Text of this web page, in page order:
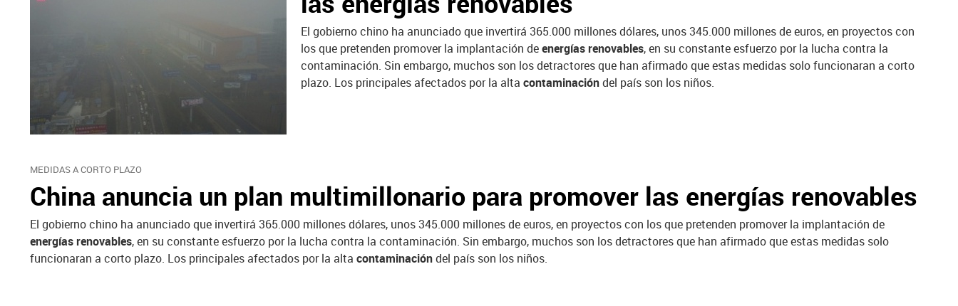
El gobierno chino ha anunciado que invertirá 365.000 millones dólares, unos 345.000 millones de euros, en proyectos con
los que pretenden promover la implantación deenergías renovables, en su constante esfuerzo por la lucha contra la
contaminación. Sin embargo, muchos son los detractores que han afirmado que estas medidas solo funcionaran a corto
plazo. Los principales afectados por la alta contaminacióndel país son los niños.
MEDIDAS A CORTO PLAZO
China anuncia un plan multimillonario para promover las energías renovables
El gobierno chino ha anunciado que invertirá 365.000 millones dólares, unos 345.000 millones de euros, en proyectos con los que pretenden promover la implantación de
energías renovables, en su constante esfuerzo por la lucha contra la contaminación. Sin embargo, muchos son los detractores que han afirmado que estas medidas solo
funcionaran a corto plazo. Los principales afectados por la alta contaminacióndel país son los niños.